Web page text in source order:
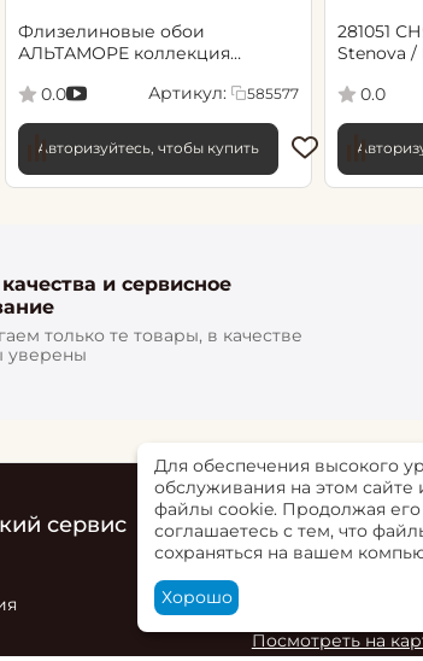
Флизелиновые обои
АЛЬТАМОРЕ коллекция
0.0
Артикул: 585577
Авторизуйтесь, чтобы купить
281051
Stenova / DUBAI
0.0
и сервисное
только те товары, в качестве
уверены
сервис Контакты
г. Ольгинская, ул.
Посмотреть на
Для обеспечения высокого
обслуживания на этом сайте
файлы cookie. Продолжая
соглашаетесь с тем, что
сохраняться на вашем
Хорошо